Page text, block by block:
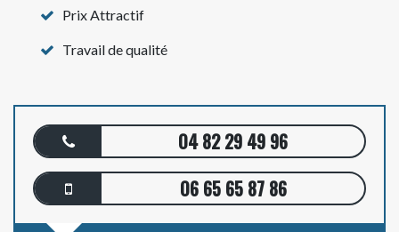
Prix Attractif
Travail de qualité
04 82 29 49 96
06 65 65 87 86